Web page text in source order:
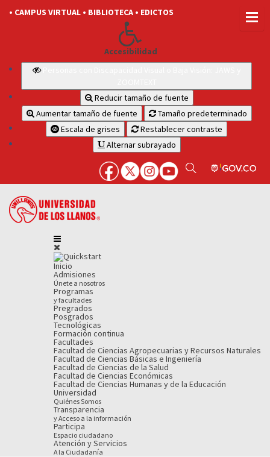
• CAMPUS VIRTUAL • BIBLIOTECA • EDICTOS
Accesibilidad
Reducir tamaño de fuente
Aumentar tamaño de fuente
Tamaño predeterminado
Escala de grises
Restablecer contraste
Alternar subrayado
Inicio
Admisiones
Únete a nosotros
Programas
y facultades
Pregrados
Posgrados
Tecnológicas
Formación continua
Facultades
Facultad de Ciencias Agropecuarias y Recursos Naturales
Facultad de Ciencias Básicas e Ingeniería
Facultad de Ciencias de la Salud
Facultad de Ciencias Económicas
Facultad de Ciencias Humanas y de la Educación
Universidad
Quiénes Somos
Transparencia
y Acceso a la información
Participa
Espacio ciudadano
Atención y Servicios
A la Ciudadanía